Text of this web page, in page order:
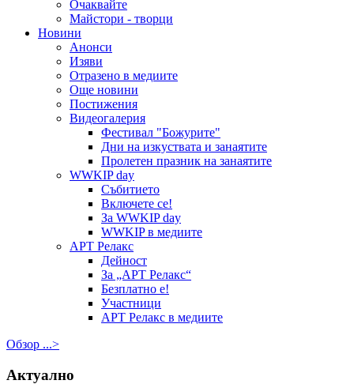
Очаквайте
Майстори - творци
Новини
Анонси
Изяви
Отразено в медиите
Още новини
Постижения
Видеогалерия
Фестивал "Божурите"
Дни на изкуствата и занаятите
Пролетен празник на занаятите
WWKIP day
Събитието
Включете се!
За WWKIP day
WWKIP в медиите
АРТ Релакс
Дейност
За „АРТ Релакс“
Безплатно е!
Участници
АРТ Релакс в медиите
Обзор ...>
Актуално